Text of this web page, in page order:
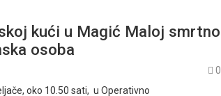
kući u Magić Maloj smrtno
osoba
0
oko 10.50 sati, u Operativno